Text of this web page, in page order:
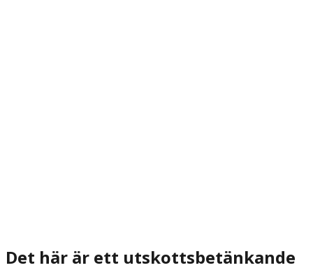
Det här är ett utskottsbetänkande